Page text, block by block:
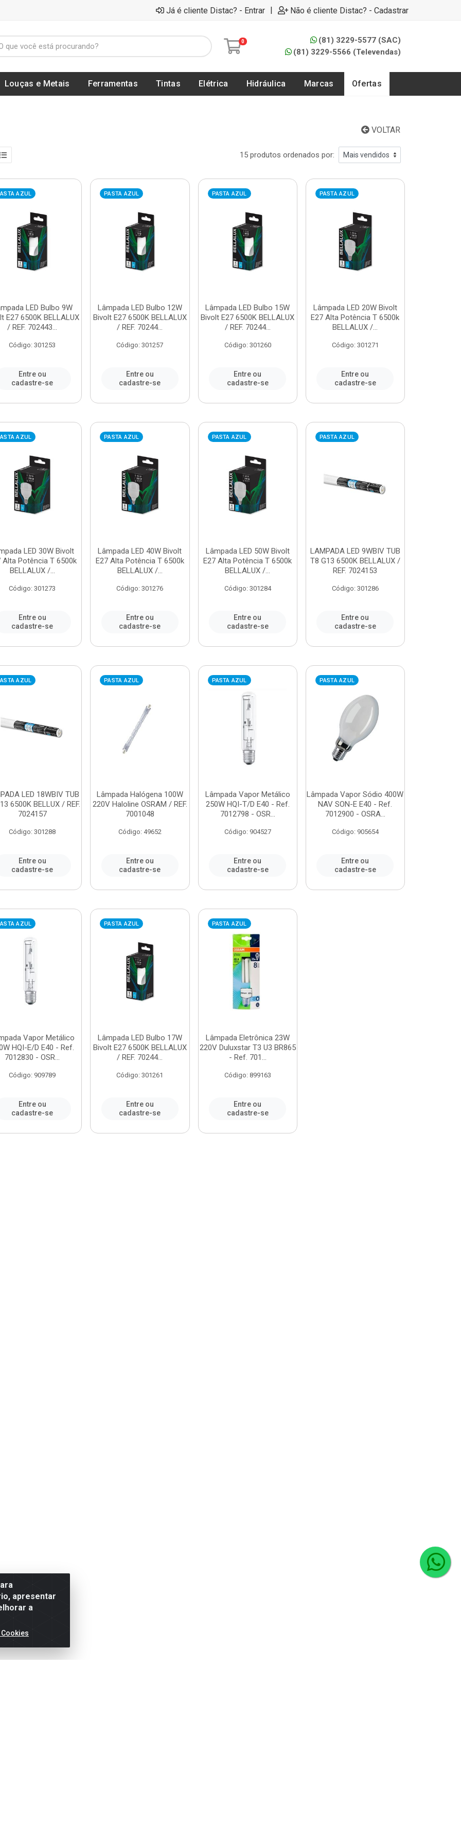
Já é cliente Distac? - Entrar | Não é cliente Distac? - Cadastrar
0
(81) 3229-5577 (SAC)
(81) 3229-5566 (Televendas)
Louças e Metais Ferramentas Tintas Elétrica Hidráulica Marcas Ofertas
VOLTAR
15 produtos ordenados por:
AZUL
LED Bulbo 9W
E27 6500K BELLALUX
/ REF. 702443...
Código: 301253
Entre ou
cadastre-se
PASTA AZUL
Lâmpada LED Bulbo 12W
Bivolt E27 6500K BELLALUX
/ REF. 70244...
Código: 301257
Entre ou
cadastre-se
PASTA AZUL
Lâmpada LED Bulbo 15W
Bivolt E27 6500K BELLALUX
/ REF. 70244...
Código: 301260
Entre ou
cadastre-se
PASTA AZUL
Lâmpada LED 20W Bivolt
E27 Alta Potência T 6500k
BELLALUX /...
Código: 301271
Entre ou
cadastre-se
AZUL
LED 30W Bivolt
Alta Potência T 6500k
BELLALUX /...
Código: 301273
Entre ou
cadastre-se
PASTA AZUL
Lâmpada LED 40W Bivolt
E27 Alta Potência T 6500k
BELLALUX /...
Código: 301276
Entre ou
cadastre-se
PASTA AZUL
Lâmpada LED 50W Bivolt
E27 Alta Potência T 6500k
BELLALUX /...
Código: 301284
Entre ou
cadastre-se
PASTA AZUL
LAMPADA LED 9WBIV TUB
T8 G13 6500K BELLALUX /
REF. 7024153
Código: 301286
Entre ou
cadastre-se
AZUL
LED 18WBIV TUB
6500K BELLUX / REF.
7024157
Código: 301288
Entre ou
cadastre-se
PASTA AZUL
Lâmpada Halógena 100W
220V Haloline OSRAM / REF.
7001048
Código: 49652
Entre ou
cadastre-se
PASTA AZUL
Lâmpada Vapor Metálico
250W HQI-T/D E40 - Ref.
7012798 - OSR...
Código: 904527
Entre ou
cadastre-se
PASTA AZUL
Lâmpada Vapor Sódio 400W
NAV SON-E E40 - Ref.
7012900 - OSRA...
Código: 905654
Entre ou
cadastre-se
AZUL
Vapor Metálico
HQI-E/D E40 - Ref.
7012830 - OSR...
Código: 909789
Entre ou
cadastre-se
PASTA AZUL
Lâmpada LED Bulbo 17W
Bivolt E27 6500K BELLALUX
/ REF. 70244...
Código: 301261
Entre ou
cadastre-se
PASTA AZUL
Lâmpada Eletrônica 23W
220V Duluxstar T3 U3 BR865
- Ref. 701...
Código: 899163
Entre ou
cadastre-se
apresentar
a